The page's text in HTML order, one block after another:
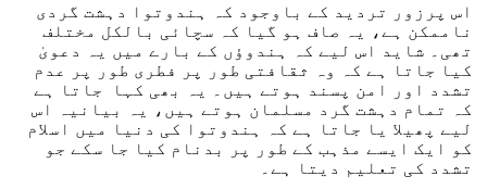
اس پرزور تردید کے باوجود کہ ہندوتوا دہشت گردی
ناممکن ہے، یہ صاف ہو گیا کہ سچائی بالکل مختلف
تھی۔ شاید اس لیے کہ ہندوؤں کے بارے میں یہ دعویٰ
کیا جاتا ہے کہ وہ ثقافتی طور پر فطری طور پر عدم
تشدد اور امن پسند ہوتے ہیں۔ یہ بھی کہا جاتا ہے
کہ تمام دہشت گرد مسلمان ہوتے ہیں، یہ بیانیہ اس
لیے پھیلا یا جاتا ہے کہ ہندوتوا کی دنیا میں اسلام
کو ایک ایسے مذہب کے طور پر بدنام کیا جا سکے جو
تشدد کی تعلیم دیتا ہے۔